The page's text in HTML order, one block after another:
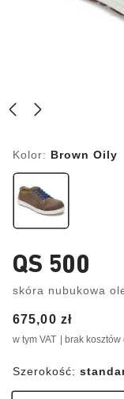
Kolor: Brown Oily
QS 500
skóra nubukowa
Price:
675,00 zł
w tym VAT | brak
Szerokość: